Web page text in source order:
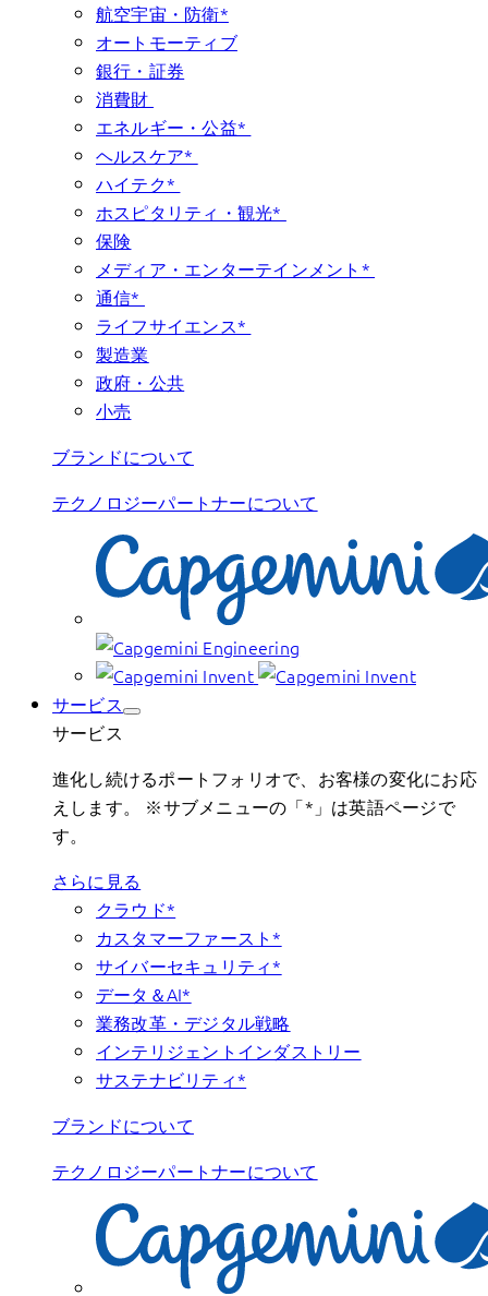
航空宇宙・防衛*
オートモーティブ
銀行・証券
消費財
エネルギー・公益*
ヘルスケア*
ハイテク*
ホスピタリティ・観光*
保険
メディア・エンターテインメント*
通信*
ライフサイエンス*
製造業
政府・公共
小売
ブランドについて
テクノロジーパートナーについて
サービス
サービス
進化し続けるポートフォリオで、お客様の変化にお応
えします。 ※サブメニューの「*」は英語ページで
す。
さらに見る
クラウド*
カスタマーファースト*
サイバーセキュリティ*
データ＆AI*
業務改革・デジタル戦略
インテリジェントインダストリー
サステナビリティ*
ブランドについて
テクノロジーパートナーについて